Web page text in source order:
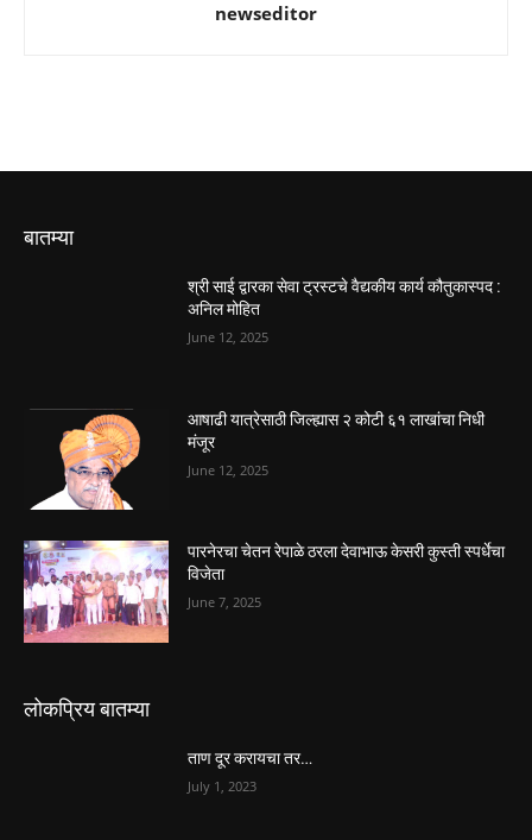
newseditor
बातम्या
श्री साई द्वारका सेवा ट्रस्टचे वैद्यकीय कार्य कौतुकास्पद :
अनिल मोहित
June 12, 2025
आषाढी यात्रेसाठी जिल्ह्यास २ कोटी ६१ लाखांचा निधी
मंजूर
June 12, 2025
पारनेरचा चेतन रेपाळे ठरला देवाभाऊ केसरी कुस्ती स्पर्धेचा
विजेता
June 7, 2025
लोकप्रिय बातम्या
ताण दूर करायचा तर…
July 1, 2023